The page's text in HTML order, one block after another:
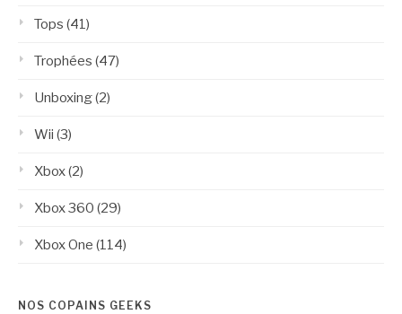
Tops (41)
Trophées (47)
Unboxing(2)
Wii (3)
Xbox(2)
Xbox 360 (29)
Xbox One (114)
NOS COPAINS GEEKS